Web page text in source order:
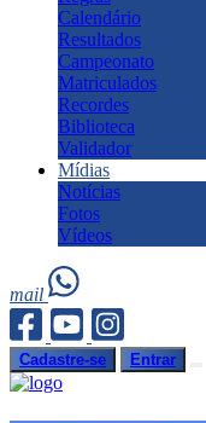
Calendário
Resultados
Campeonato
Matriculados
Recordes
Biblioteca
Validador
Mídias
Notícias
Fotos
Vídeos
mail
Cadastre-se Entrar